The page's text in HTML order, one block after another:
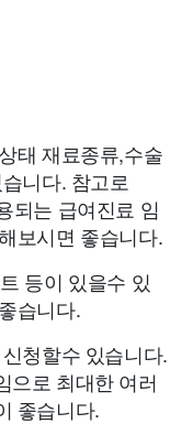
태 재료종류,수술
니다. 참고로
되는 급여진료 임
보시면 좋습니다.
등이 있을수 있
습니다.
청할수 있습니다.
으로 최대한 여러
좋습니다.